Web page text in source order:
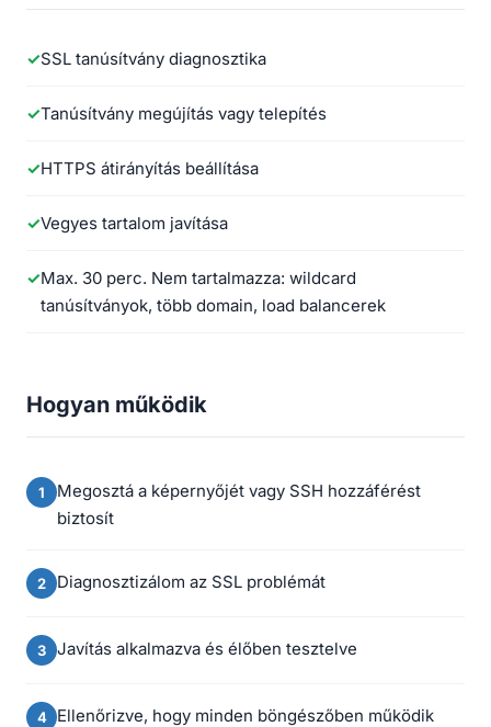
SSL tanúsítvány diagnosztika
Tanúsítvány megújítás vagy telepítés
HTTPS átirányítás beállítása
Vegyes tartalom javítása
Max. 30 perc. Nem tartalmazza: wildcard
tanúsítványok, több domain, load balancerek
Hogyan működik
Megosztá a képernyőjét vagy SSH hozzáférést
biztosít
Diagnosztizálom az SSL problémát
Javítás alkalmazva és élőben tesztelve
Ellenőrizve, hogy minden böngészőben működik